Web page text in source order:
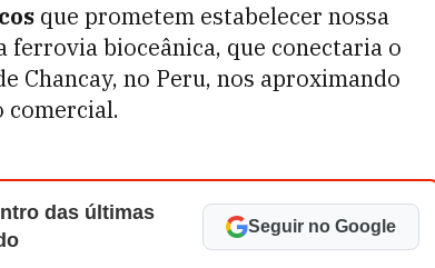
que prometem estabelecer nossa
bioceânica, que conectaria o
no Peru, nos aproximando
comercial.
das últimas
Seguir no Google